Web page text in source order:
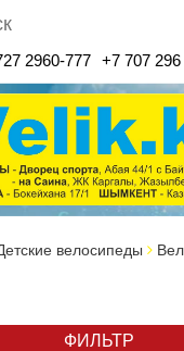
2960-777 +7 707
велосипеды
ФИЛЬТР